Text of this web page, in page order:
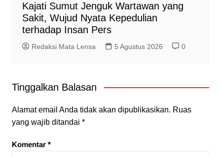
Kajati Sumut Jenguk Wartawan yang
Sakit, Wujud Nyata Kepedulian
terhadap Insan Pers
Redaksi Mata Lensa 5 Agustus 2026 0
Tinggalkan Balasan
Alamat email Anda tidak akan dipublikasikan. Ruas
yang wajib ditandai *
Komentar *